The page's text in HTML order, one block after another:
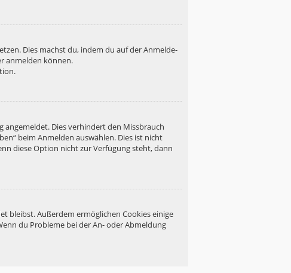
Dies machst du, indem du auf der Anmelde-
anmelden können.
angemeldet. Dies verhindert den Missbrauch
beim Anmelden auswählen. Dies ist nicht
diese Option nicht zur Verfügung steht, dann
bleibst. Außerdem ermöglichen Cookies einige
du Probleme bei der An- oder Abmeldung